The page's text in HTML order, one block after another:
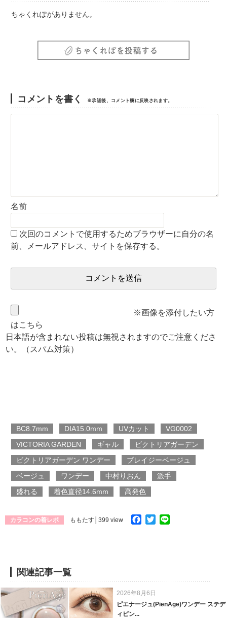
ちゃくれぽがありません。
コメントを書く ※承認後、コメント欄に反映されます。
名前
次回のコメントで使用するためブラウザーに自分の名
前、メールアドレス、サイトを保存する。
※画像を添付したい方
はこちら
日本語が含まれない投稿は無視されますのでご注意くださ
い。（スパム対策）
BC8.7mm DIA15.0mm UVカット
VG0002
VICTORIA GARDEN
ギャル
ビクトリアガーデン
ビクトリアガーデン ワンデー
ブレイジーベージュ
ベージュ
ワンデー 中村りおん
派手
盛れる
着色直径14.6mm 高発色
カラコンの着レポ ももたす │399 view Facebook
Twitter
関連記事一覧
2026年8月6日
ピエナージュ(PienAge)ワンデー ステデ
ィピン...